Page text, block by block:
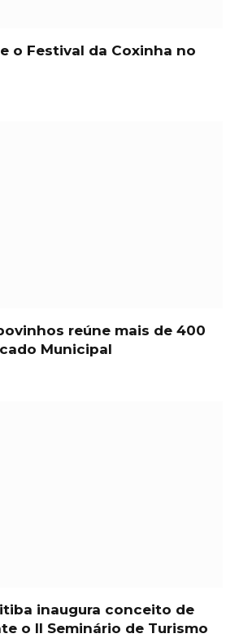
o Festival da Coxinha no
reúne mais de 400
Municipal
inaugura conceito de
o II Seminário de Turismo